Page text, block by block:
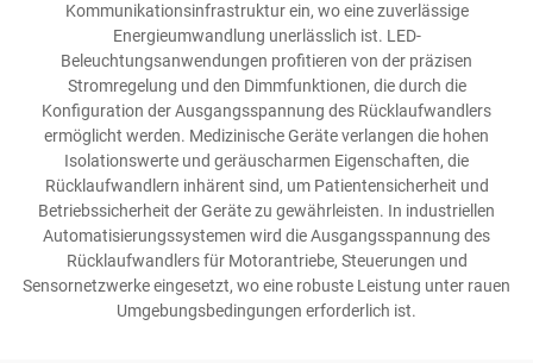
Kommunikationsinfrastruktur ein, wo eine zuverlässige
Energieumwandlung unerlässlich ist. LED-
Beleuchtungsanwendungen profitieren von der präzisen
Stromregelung und den Dimmfunktionen, die durch die
Konfiguration der Ausgangsspannung des Rücklaufwandlers
ermöglicht werden. Medizinische Geräte verlangen die hohen
Isolationswerte und geräuscharmen Eigenschaften, die
Rücklaufwandlern inhärent sind, um Patientensicherheit und
Betriebssicherheit der Geräte zu gewährleisten. In industriellen
Automatisierungssystemen wird die Ausgangsspannung des
Rücklaufwandlers für Motorantriebe, Steuerungen und
Sensornetzwerke eingesetzt, wo eine robuste Leistung unter rauen
Umgebungsbedingungen erforderlich ist.